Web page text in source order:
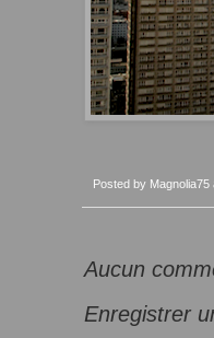
Posted by Magnolia75
Aucun
Enregistrer